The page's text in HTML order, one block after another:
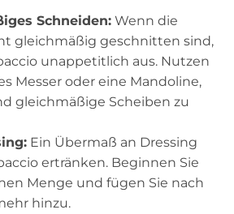
Schneiden: Wenn die
gleichmäßig geschnitten sind,
unappetitlich aus. Nutzen
Messer oder eine Mandoline,
gleichmäßige Scheiben zu
Ein Übermaß an Dressing
ertränken. Beginnen Sie
Menge und fügen Sie nach
hinzu.